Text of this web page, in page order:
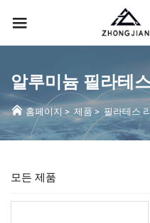
알루미늄 필라테
홈페이지 > 제품> 필라테스
모든 제품